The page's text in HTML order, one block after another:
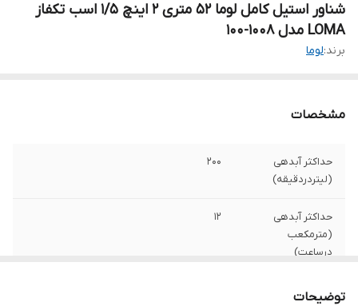
شناور استیل کامل لوما ۵۲ متری ۲ اینچ ۱/۵ اسب تکفاز
LOMA مدل ۱۰۰۸-۱۰۰
برند:لوما
مشخصات
حداکثر آبدهی
(لیتردردقیقه)
۲۰۰
حداکثر آبدهی
(مترمکعب
درساعت)
۱۲
حداکثر ارتفاع
توضیحات